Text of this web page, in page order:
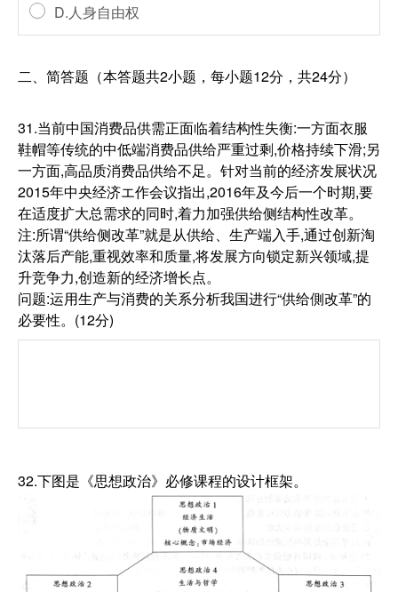
D.人身自由权
二、简答题（本答题共2小题，每小题12分，共24分）
31.当前中国消费品供需正面临着结构性失衡:一方面衣服
鞋帽等传统的中低端消费品供给严重过剩,价格持续下滑;另
一方面,高品质消费品供给不足。针对当前的经济发展状况
2015年中央经济エ作会议指出,2016年及今后一个时期,要
在适度扩大总需求的同时,着力加强供给侧结构性改革。
注:所谓“供给侧改革”就是从供给、生产端入手,通过创新淘
汰落后产能,重视效率和质量,将发展方向锁定新兴领域,提
升竞争力,创造新的经济增长点。
问题:运用生产与消费的关系分析我国进行“供给側改革”的
必要性。(12分)
32.下图是《思想政治》必修课程的设计框架。